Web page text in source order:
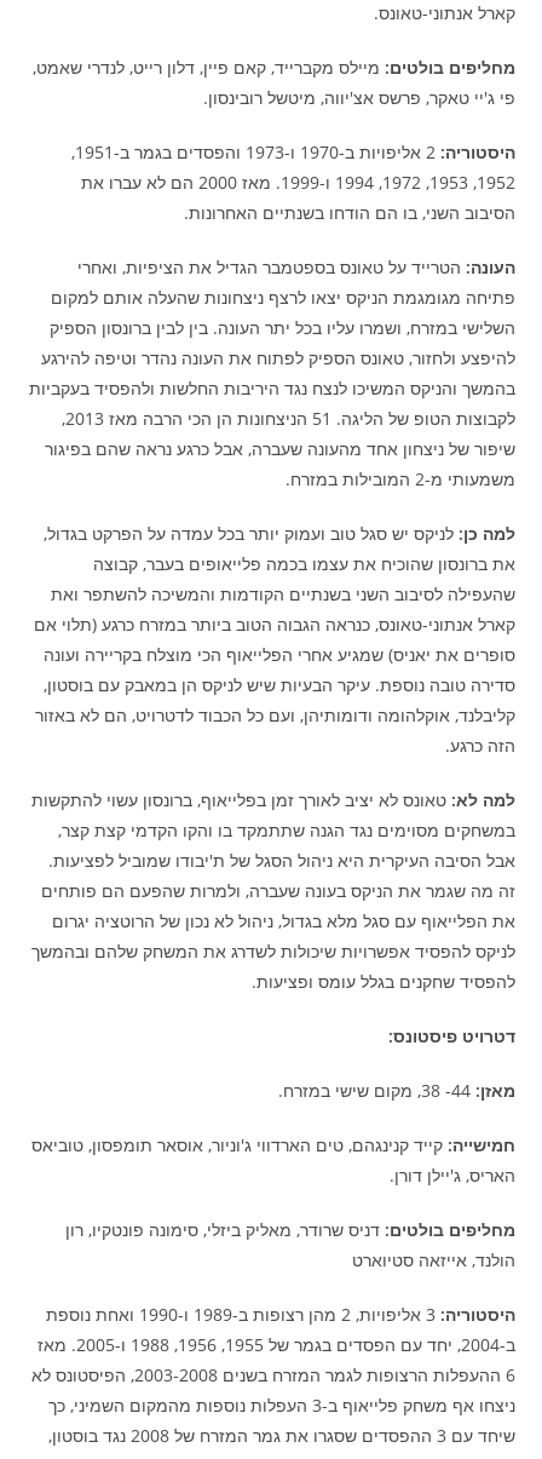
קארל אנתוני-טאונס.
מחליפים בולטים: מיילס מקברייד, קאם פיין, דלון רייט, לנדרי שאמט,
פי ג'יי טאקר, פרשס אצ'יווה, מיטשל רובינסון.
היסטוריה:
2 אליפויות ב-1970 ו-1973 והפסדים בגמר ב-1951,
1952, 1953, 1972, 1994 ו-1999. מאז 2000 הם לא עברו את
הסיבוב השני, בו הם הודחו בשנתיים האחרונות.
העונה: הטרייד על טאונס בספטמבר הגדיל את הציפיות, ואחרי
פתיחה מגומגמת הניקס יצאו לרצף ניצחונות שהעלה אותם למקום
השלישי במזרח, ושמרו עליו בכל יתר העונה. בין לבין ברונסון הספיק
להיפצע ולחזור, טאונס הספיק לפתוח את העונה נהדר וטיפה להירגע
בהמשך והניקס המשיכו לנצח נגד היריבות החלשות ולהפסיד בעקביות
לקבוצות הטופ של הליגה. 51 הניצחונות הן הכי הרבה מאז 2013,
שיפור של ניצחון אחד מהעונה שעברה, אבל כרגע נראה שהם בפיגור
משמעותי מ-2 המובילות במזרח.
למה כן: לניקס יש סגל טוב ועמוק יותר בכל עמדה על הפרקט בגדול,
את ברונסון שהוכיח את עצמו בכמה פלייאופים בעבר, קבוצה
שהעפילה לסיבוב השני בשנתיים הקודמות והמשיכה להשתפר ואת
קארל אנתוני-טאונס, כנראה הגבוה הטוב ביותר במזרח כרגע (תלוי אם
סופרים את יאניס) שמגיע אחרי הפלייאוף הכי מוצלח בקריירה ועונה
סדירה טובה נוספת. עיקר הבעיות שיש לניקס הן במאבק עם בוסטון,
קליבלנד, אוקלהומה ודומותיהן, ועם כל הכבוד לדטרויט, הם לא באזור
הזה כרגע.
למה לא: טאונס לא יציב לאורך זמן בפלייאוף, ברונסון עשוי להתקשות
במשחקים מסוימים נגד הגנה שתתמקד בו והקו הקדמי קצת קצר,
אבל הסיבה העיקרית היא ניהול הסגל של ת'יבודו שמוביל לפציעות.
זה מה שגמר את הניקס בעונה שעברה, ולמרות שהפעם הם פותחים
את הפלייאוף עם סגל מלא בגדול, ניהול לא נכון של הרוטציה יגרום
לניקס להפסיד אפשרויות שיכולות לשדרג את המשחק שלהם ובהמשך
להפסיד שחקנים בגלל עומס ופציעות.
דטרויט פיסטונס:
מאזן: 44- 38, מקום שישי במזרח.
חמישייה: קייד קנינגהם, טים הארדווי ג'וניור, אוסאר תומפסון, טוביאס
האריס, ג'יילן דורן.
מחליפים בולטים: דניס שרודר, מאליק ביזלי, סימונה פונטקיו, רון
הולנד, אייזאה סטיוארט
היסטוריה:
3 אליפויות, 2 מהן רצופות ב-1989 ו-1990 ואחת נוספת
ב-2004, יחד עם הפסדים בגמר של 1955, 1956, 1988 ו-2005. מאז
6 ההעפלות הרצופות לגמר המזרח בשנים 2003-2008, הפיסטונס לא
ניצחו אף משחק פלייאוף ב-3 העפלות נוספות מהמקום השמיני, כך
שיחד עם 3 ההפסדים שסגרו את גמר המזרח של 2008 נגד בוסטון,